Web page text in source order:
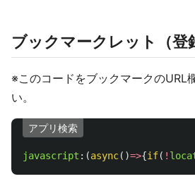
ブックマークレット（登
※このコードをブックマークのURL
い。
アプリ検索
javascript :(async()=>{if( !